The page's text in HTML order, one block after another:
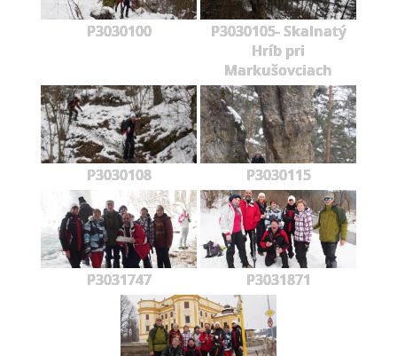
P3030100
P3030105- Skalnatý
Hríb pri
Markušovciach
P3030108 P3030115
P3031747 P3031871